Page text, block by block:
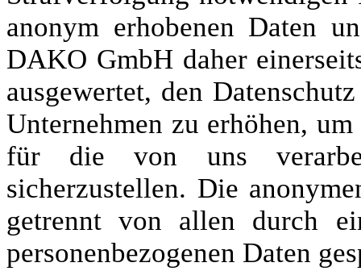
anonym erhobenen Daten
DAKO GmbH daher
ausgewertet, den
Unternehmen zu erhöhen,
für die von uns
sicherzustellen. Die
getrennt von allen durch
personenbezogenen Daten